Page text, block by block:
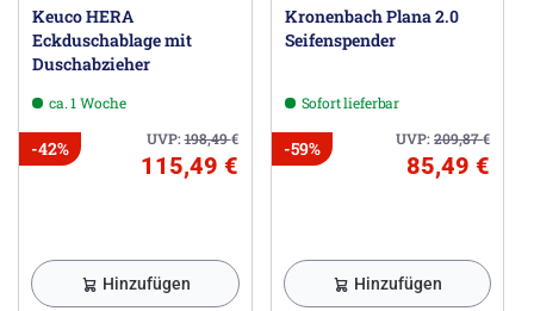
Keuco HERA
Eckduschablage mit
Duschabzieher
ca. 1 Woche
UVP:198,49€
-42%
115,49 €
Hinzufügen
Kronenbach Plana 2.0
Seifenspender
Sofort lieferbar
UVP:209,87€
-59%
85,49 €
Hinzufügen